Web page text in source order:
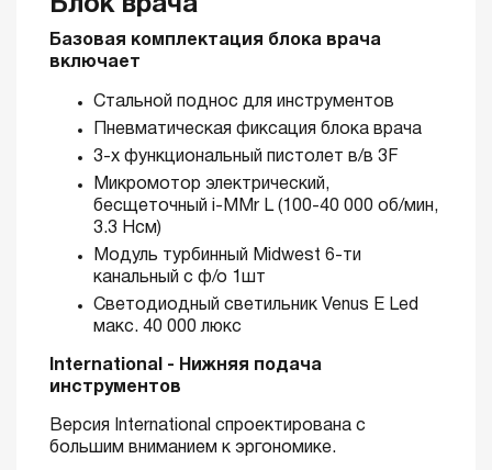
Блок врача
Базовая комплектация блока врача
включает
Стальной поднос для инструментов
Пневматическая фиксация блока врача
3-х функциональный пистолет в/в 3F
Микромотор электрический,
бесщеточный i-MMr L (100-40 000 об/мин,
3.3 Нсм)
Модуль турбинный Midwest 6-ти
канальный с ф/о 1шт
Светодиодный светильник Venus Е Led
макс. 40 000 люкс
International - Нижняя подача
инструментов
Версия International спроектирована с
большим вниманием к эргономике.